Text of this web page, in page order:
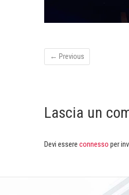
← Previous
Lascia un
Devi essere connesso per